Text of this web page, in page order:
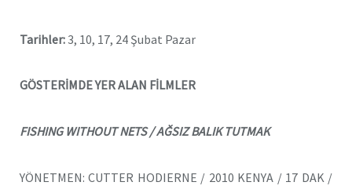
Tarihler:3, 10, 17, 24 Şubat Pazar
GÖSTERİMDE YER ALAN FİLMLER
FISHING WITHOUT NETS / AĞSIZ BALIK TUTMAK
YÖNETMEN: CUTTER HODIERNE / 2010 KENYA / 17 DAK /